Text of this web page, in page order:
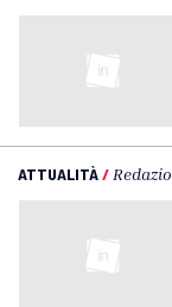
ATTUALITÀ/